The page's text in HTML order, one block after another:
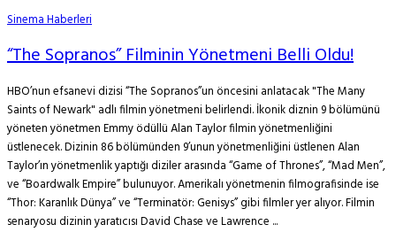
Sinema Haberleri
“The Sopranos” Filminin Yönetmeni Belli Oldu!
HBO’nun efsanevi dizisi “The Sopranos”un öncesini anlatacak "The Many
Saints of Newark" adlı filmin yönetmeni belirlendi. İkonik diznin 9 bölümünü
yöneten yönetmen Emmy ödüllü Alan Taylor filmin yönetmenliğini
üstlenecek. Dizinin 86 bölümünden 9’unun yönetmenliğini üstlenen Alan
Taylor’ın yönetmenlik yaptığı diziler arasında “Game of Thrones”, “Mad Men”,
ve “Boardwalk Empire” bulunuyor. Amerikalı yönetmenin filmografisinde ise
“Thor: Karanlık Dünya” ve “Terminatör: Genisys” gibi filmler yer alıyor. Filmin
senaryosu dizinin yaratıcısı David Chase ve Lawrence ...